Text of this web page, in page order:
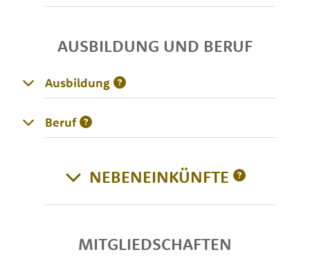
AUSBILDUNG UND BERUF
Ausbildung
Beruf
NEBENEINKÜNFTE
MITGLIEDSCHAFTEN